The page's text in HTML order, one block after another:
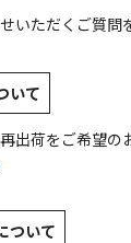
いただくご質問
いて
出荷をご希望の
ついて